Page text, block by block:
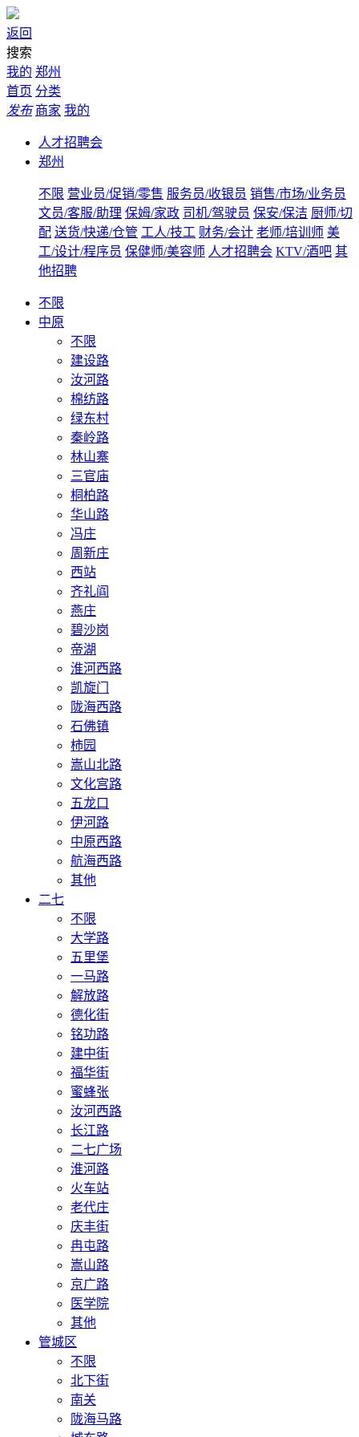
返回
搜索
我的 郑州
首页 分类
发布 商家 我的
人才招聘会
郑州
不限 营业员/促销/零售 服务员/收银员 销售/市场/业务员
文员/客服/助理 保姆/家政 司机/驾驶员 保安/保洁 厨师/切
配 送货/快递/仓管 工人/技工 财务/会计 老师/培训师 美
工/设计/程序员 保健师/美容师 人才招聘会 KTV/酒吧 其
他招聘
不限
中原
不限
建设路
汝河路
棉纺路
绿东村
秦岭路
林山寨
三官庙
桐柏路
华山路
冯庄
周新庄
西站
齐礼阎
燕庄
碧沙岗
帝湖
淮河西路
凯旋门
陇海西路
石佛镇
柿园
嵩山北路
文化宫路
五龙口
伊河路
中原西路
航海西路
其他
二七
不限
大学路
五里堡
一马路
解放路
德化街
铭功路
建中街
福华街
蜜蜂张
汝河西路
长江路
二七广场
淮河路
火车站
老代庄
庆丰街
冉屯路
嵩山路
京广路
医学院
其他
管城区
不限
北下街
南关
陇海马路